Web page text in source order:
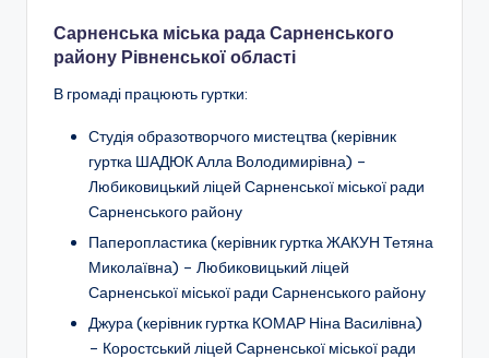
Сарненська міська рада Сарненського
району Рівненської області
В громаді працюють гуртки:
Студія образотворчого мистецтва (керівник
гуртка ШАДЮК Алла Володимирівна) –
Любиковицький ліцей Сарненської міської ради
Сарненського району
Паперопластика (керівник гуртка ЖАКУН Тетяна
Миколаївна) – Любиковицький ліцей
Сарненської міської ради Сарненського району
Джура(керівник гуртка КОМАР Ніна Василівна)
– Коростський ліцей Сарненської міської ради